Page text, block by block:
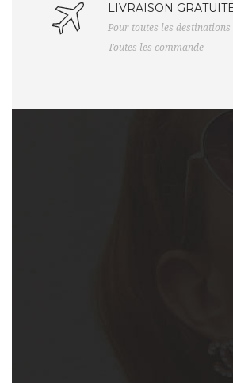
LIVRAISON
Pour toutes les destinations
Toutes les commande